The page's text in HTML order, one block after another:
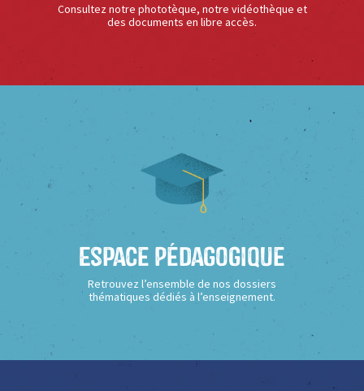
Consultez notre phototèque, notre vidéothèque et
des documents en libre accès.
Espace Pédagogique
Retrouvez l’ensemble de nos dossiers
thématiques dédiés à l’enseignement.